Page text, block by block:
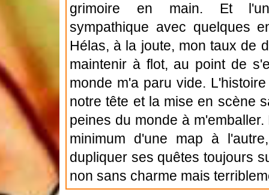
grimoire en main. Et
sympathique avec quelques
Hélas, à la joute, mon taux de
maintenir à flot, au point de
monde m'a paru vide.
notre tête et la mise en scène
peines du monde à
minimum d'une map à
dupliquer ses quêtes toujours
non sans charme mais